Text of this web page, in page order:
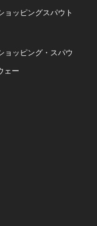
ョッピングスパウト
ョッピング・スパウ
ェー